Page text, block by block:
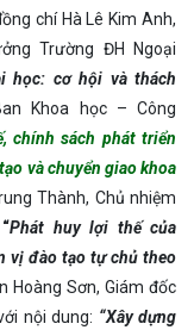
chí Hà Lê Kim Anh,
Trường ĐH Ngoại
học: cơ hội và thách
Khoa học – Công
chính sách phát triển
và chuyển giao khoa
Thành, Chủ nhiệm
“Phát huy lợi thế của
vị đào tạo tự chủ theo
Hoàng Sơn, Giám đốc
nội dung: “Xây dựng